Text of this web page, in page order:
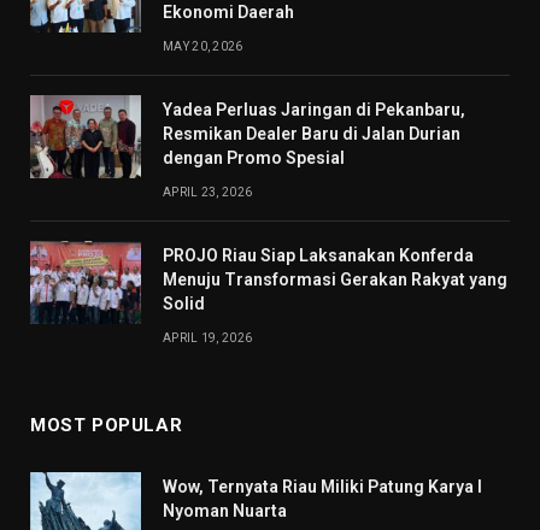
Ekonomi Daerah
MAY 20, 2026
Yadea Perluas Jaringan di Pekanbaru,
Resmikan Dealer Baru di Jalan Durian
dengan Promo Spesial
APRIL 23, 2026
PROJO Riau Siap Laksanakan Konferda
Menuju Transformasi Gerakan Rakyat yang
Solid
APRIL 19, 2026
MOST POPULAR
Wow, Ternyata Riau Miliki Patung Karya I
Nyoman Nuarta